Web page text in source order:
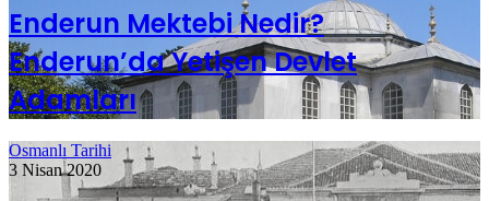
Enderun Mektebi Nedir?
Enderun’da Yetişen Devlet
Adamları
Osmanlı Tarihi
3 Nisan 2020